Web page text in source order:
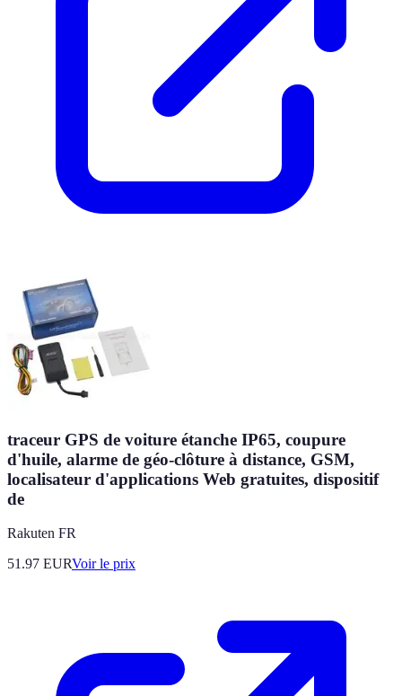
traceur GPS de voiture étanche IP65, coupure
d'huile, alarme de géo-clôture à distance, GSM,
localisateur d'applications Web gratuites, dispositif
de
Rakuten FR
51.97 EURVoir le prix